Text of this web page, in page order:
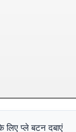
प्ले बटन दबाएं